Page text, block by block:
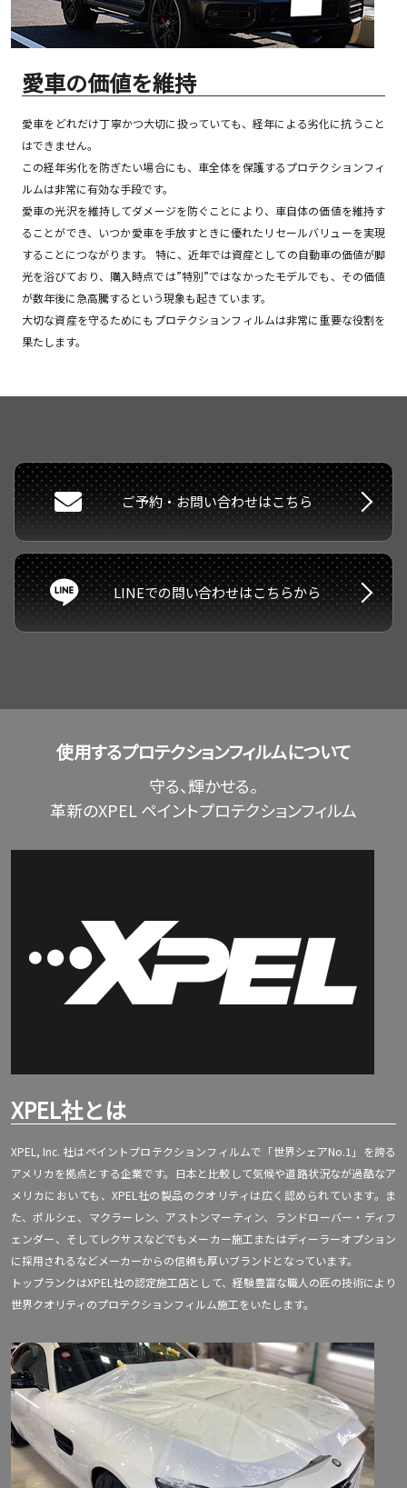
愛車の価値を維持
愛車をどれだけ丁寧かつ大切に扱っていても、経年による劣化に抗うこと
はできません。
この経年劣化を防ぎたい場合にも、車全体を保護するプロテクションフィ
ルムは非常に有効な手段です。
愛車の光沢を維持してダメージを防ぐことにより、車自体の価値を維持す
ることができ、いつか愛車を手放すときに優れたリセールバリューを実現
することにつながります。 特に、近年では資産としての自動車の価値が脚
光を浴びており、購入時点では”特別”ではなかったモデルでも、その価値
が数年後に急高騰するという現象も起きています。
大切な資産を守るためにもプロテクションフィルムは非常に重要な役割を
果たします。
ご予約・お問い合わせはこちら
LINEでの問い合わせはこちらから
使用するプロテクションフィルムについて
守る、輝かせる。
革新のXPEL ペイントプロテクションフィルム
XPEL社とは
XPEL, Inc. 社はペイントプロテクションフィルムで「世界シェアNo.1」を誇る
アメリカを拠点とする企業です。日本と比較して気候や道路状況なが過酷なア
メリカにおいても、XPEL社の製品のクオリティは広く認められています。ま
た、ポルシェ、マクラーレン、アストンマーティン、ランドローバー・ディフ
ェンダー、そしてレクサスなどでもメーカー施工またはディーラーオプション
に採用されるなどメーカーからの信頼も厚いブランドとなっています。
トップランクはXPEL社の認定施工店として、経験豊富な職人の匠の技術により
世界クオリティのプロテクションフィルム施工をいたします。